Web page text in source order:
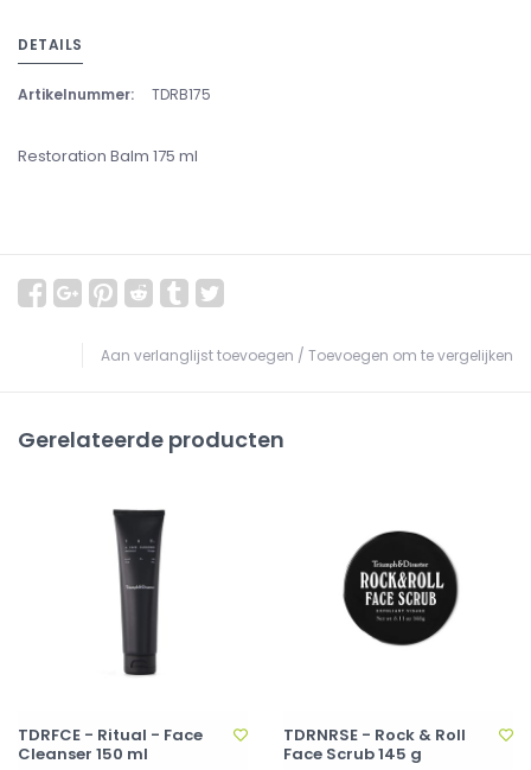
DETAILS
Artikelnummer: TDRB175
Restoration Balm 175 ml
Aan verlanglijst toevoegen / Toevoegen om te vergelijken
Gerelateerde producten
TDRFCE - Ritual - Face
Cleanser 150 ml
TDRNRSE - Rock & Roll
Face Scrub 145 g